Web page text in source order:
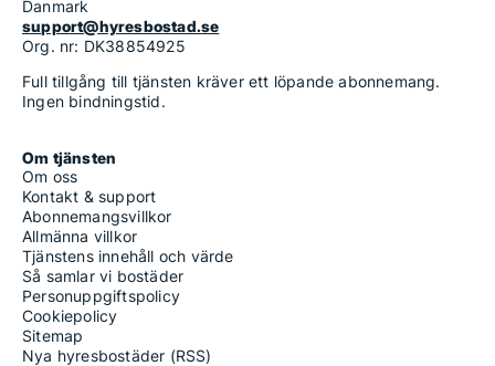
Danmark
support@hyresbostad.se
Org. nr: DK38854925
Full tillgång till tjänsten kräver ett löpande abonnemang.
Ingen bindningstid.
Om tjänsten
Om oss
Kontakt & support
Abonnemangsvillkor
Allmänna villkor
Tjänstens innehåll och värde
Så samlar vi bostäder
Personuppgiftspolicy
Cookiepolicy
Sitemap
Nya hyresbostäder (RSS)